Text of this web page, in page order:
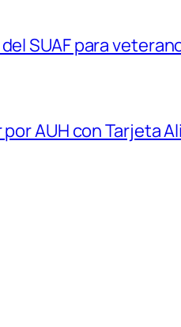
SUAF para
AUH con Tarjeta